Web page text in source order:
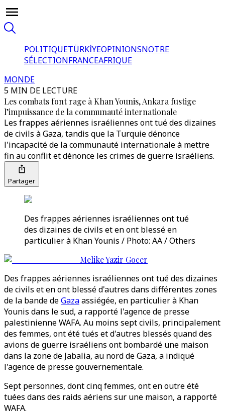
POLITIQUETÜRKİYEOPINIONSNOTRE
SÉLECTIONFRANCEAFRIQUE
MONDE
5 MIN DE LECTURE
Les combats font rage à Khan Younis, Ankara fustige
l’impuissance de la communauté internationale
Les frappes aériennes israéliennes ont tué des dizaines
de civils à Gaza, tandis que la Turquie dénonce
l'incapacité de la communauté internationale à mettre
fin au conflit et dénonce les crimes de guerre israéliens.
Partager
Des frappes aériennes israéliennes ont tué
des dizaines de civils et en ont blessé en
particulier à Khan Younis / Photo: AA / Others
Melike Yazir Gocer
Des frappes aériennes israéliennes ont tué des dizaines
de civils et en ont blessé d'autres dans différentes zones
de la bande deGazaassiégée, en particulier à Khan
Younis dans le sud, a rapporté l'agence de presse
palestinienne WAFA. Au moins sept civils, principalement
des femmes, ont été tués et d'autres blessés quand des
avions de guerre israéliens ont bombardé une maison
dans la zone de Jabalia, au nord de Gaza, a indiqué
l'agence de presse gouvernementale.
Sept personnes, dont cinq femmes, ont en outre été
tuées dans des raids aériens sur une maison, a rapporté
WAFA.